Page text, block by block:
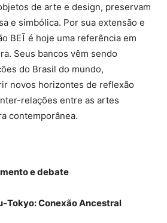
de arte e design, preservam
e simbólica. Por sua extensão e
BEĨ é hoje uma referência em
Seus bancos vêm sendo
do Brasil do mundo,
novos horizontes de reflexão
relações entre as artes
contemporânea.
e debate
Tokyo: Conexão Ancestral